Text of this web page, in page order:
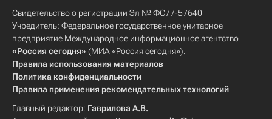
Свидетельство о регистрации Эл № ФС77-57640
Учредитель: Федеральное государственное унитарное
предприятие Международное информационное агентство
«Россия сегодня» (МИА «Россия сегодня»).
Правила использования материалов
Политика конфиденциальности
Правила применения рекомендательных технологий
Главный редактор: Гаврилова А.В.